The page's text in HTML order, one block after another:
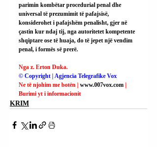
parimin kombëtar procedurial penal dhe
universal të prezumimit të pafajsisë,
konsiderohet i pafajshëm penalisht, gjer në
çastin kur ndaj tij, nga autoritetet kompetente
shqiptare ose të huaja, do të jepet një vendim
penal, i formës së prerë.
Nga z. Erton Duka.
© Copyright | Agjencia Telegrafike Vox
Ne të njohim me botën | www.007vox.com |
Burimi yt i informacionit
KRIM